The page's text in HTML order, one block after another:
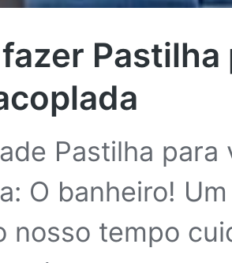
Pastilha
O banheiro!
nosso tempo